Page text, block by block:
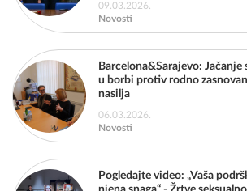
09.03.2026.
Novosti
06.03.2026.
Novosti
Barcelona&Sarajevo: Jačanje
u borbi protiv rodno
nasilja
Pogledajte video: „Vaša